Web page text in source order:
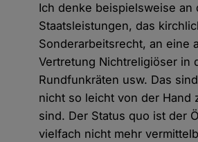
Ich denke beispielsweise an
Staatsleistungen, das
Sonderarbeitsrecht, an eine
Vertretung Nichtreligiöser in
Rundfunkräten usw. Das
nicht so leicht von der Hand
sind. Der Status quo ist der
vielfach nicht mehr